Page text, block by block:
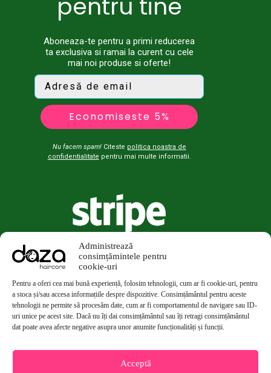
Aboneaza-te pentru a primi reducerea
ta exclusiva si ramai la curent cu cele
mai noi produse si oferte!
Economiseste 5%
Nu facem spam!Citeste politica noastra de
confidentialitate pentru mai multe informatii.
Administrează
consimțămintele pentru
cookie-uri
Pentru a oferi cea mai bună experiență, folosim tehnologii, cum ar fi cookie-uri, pentru
a stoca și/sau accesa informațiile despre dispozitive. Consimțământul pentru aceste
tehnologii ne permite să procesăm date, cum ar fi comportamentul de navigare sau ID-
uri unice pe acest site. Dacă nu îți dai consimțământul sau îți retragi consimțământul
dat poate avea afecte negative asupra unor anumite funcționalități și funcții.
Acceptă